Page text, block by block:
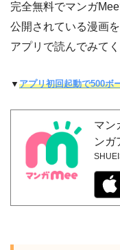
完全無料でマンガ
公開されている漫画を
アプリで読んでみて
▼ アプリ初回起動で500ボ
マン
ンガ